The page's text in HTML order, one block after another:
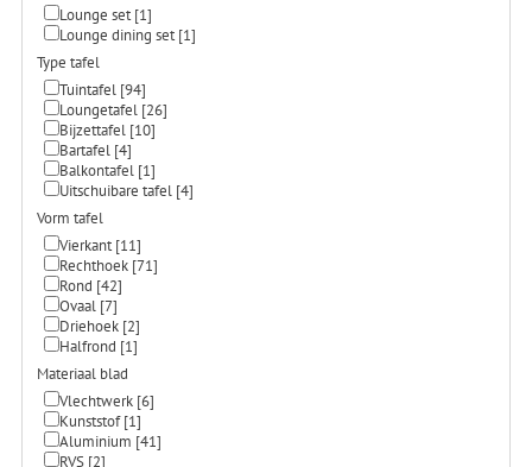
Lounge set[1]
Lounge dining set[1]
Type tafel
Tuintafel[94]
Loungetafel[26]
Bijzettafel[10]
Bartafel[4]
Balkontafel[1]
Uitschuibare tafel[4]
Vorm tafel
Vierkant[11]
Rechthoek[71]
Rond [42]
Ovaal[7]
Driehoek[2]
Halfrond [1]
Materiaal blad
Vlechtwerk[6]
Kunststof[1]
Aluminium [41]
RVS[2]